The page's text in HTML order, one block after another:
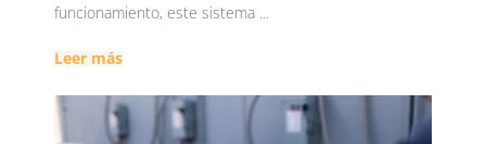
funcionamiento, este sistema ...
Leer más